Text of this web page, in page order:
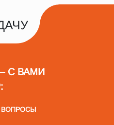
С ВАМИ
ВОПРОСЫ